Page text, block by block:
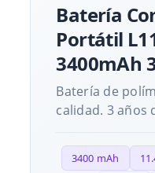
Batería
Portátil
3400mAh
Batería de
calidad. 3 años
3400 mAh